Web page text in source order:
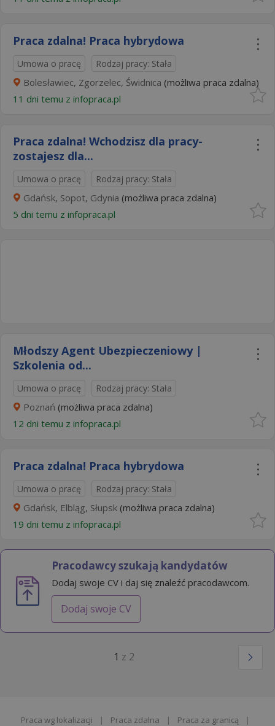
Praca zdalna! Praca hybrydowa
Umowa o pracę Rodzaj pracy: Stała
Bolesławiec, Zgorzelec, Świdnica (możliwa praca zdalna)
11 dni temu z infopraca.pl
Praca zdalna! Wchodzisz dla pracy-
zostajesz dla...
Umowa o pracę Rodzaj pracy: Stała
Gdańsk, Sopot, Gdynia (możliwa praca zdalna)
5 dni temu z infopraca.pl
Młodszy Agent Ubezpieczeniowy |
Szkolenia od...
Umowa o pracę Rodzaj pracy: Stała
Poznań (możliwa praca zdalna)
12 dni temu z infopraca.pl
Praca zdalna! Praca hybrydowa
Umowa o pracę Rodzaj pracy: Stała
Gdańsk, Elbląg, Słupsk (możliwa praca zdalna)
19 dni temu z infopraca.pl
Pracodawcy szukają kandydatów
Dodaj swoje CV i daj się znaleźć pracodawcom.
Dodaj swoje CV
1 z 2
Praca wg lokalizacji | Praca zdalna | Praca za granicą |